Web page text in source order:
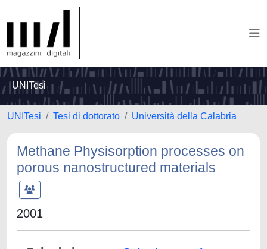
UNITesi
UNITesi Tesi di dottorato Università della Calabria
Methane Physisorption processes on
porous nanostructured materials
2001